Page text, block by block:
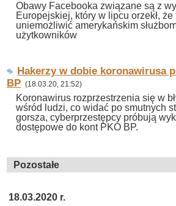
Obawy Facebooka związane są z
Europejskiej, który w lipcu orzekł,
uniemożliwić amerykańskim
użytkowników
Hakerzy w dobie koronawirusa
BP (18.03.20, 21:52)
Koronawirus rozprzestrzenia się w
wśród ludzi, co widać po smutnych
gorsza, cyberprzestępcy próbują
dostępowe do kont PKO BP.
Pozostałe
18.03.2020 r.